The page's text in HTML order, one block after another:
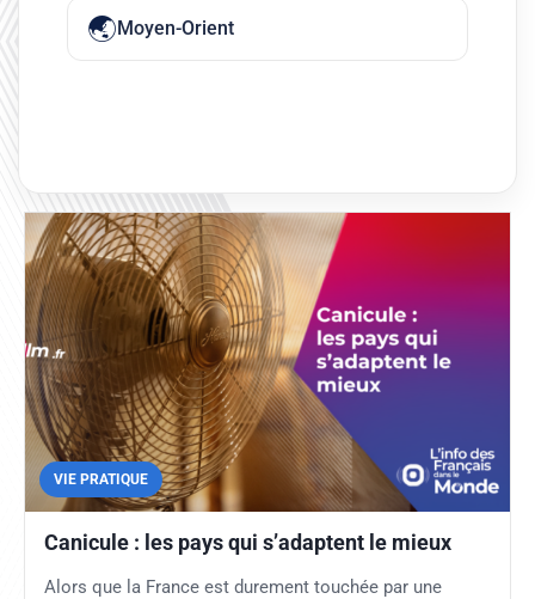
Moyen-Orient
VIE PRATIQUE
Canicule : les pays qui s’adaptent le mieux
Alors que la France est durement touchée par une